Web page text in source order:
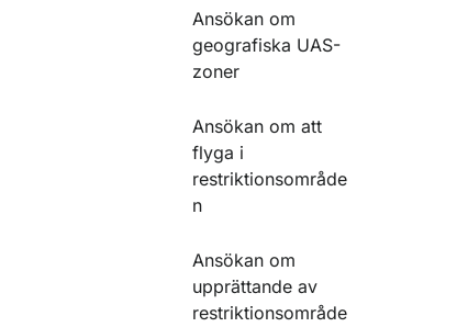
Ansökan om
geografiska UAS-
zoner
Ansökan om att
flyga i
restriktionsområde
n
Ansökan om
upprättande av
restriktionsområde